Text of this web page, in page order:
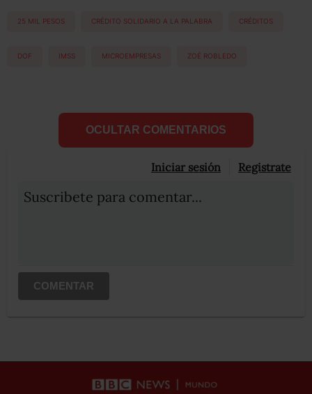
25 MIL PESOS CRÉDITO SOLIDARIO A LA PALABRA CRÉDITOS
DOF IMSS MICROEMPRESAS ZOÉ ROBLEDO
OCULTAR COMENTARIOS
Iniciar sesión Registrate
Suscribete para comentar...
COMENTAR